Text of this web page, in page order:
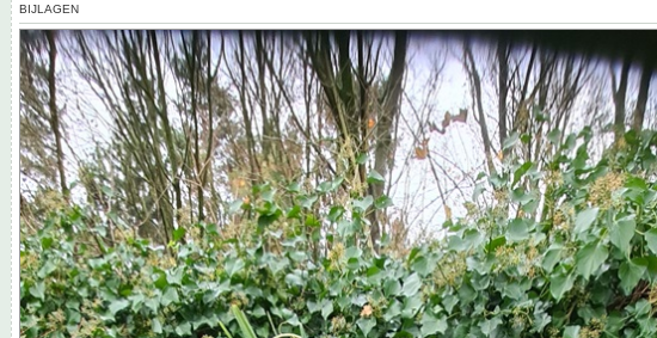
BIJLAGEN